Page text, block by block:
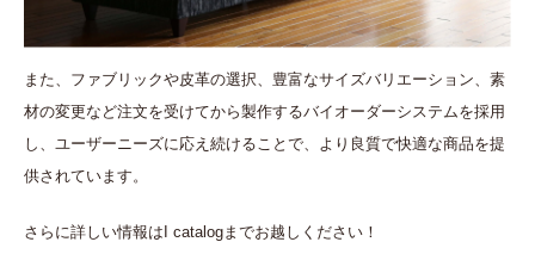
また、ファブリックや皮革の選択、豊富なサイズバリエーション、素
材の変更など注文を受けてから製作するバイオーダーシステムを採用
し、ユーザーニーズに応え続けることで、より良質で快適な商品を提
供されています。
さらに詳しい情報はI catalogまでお越しください！